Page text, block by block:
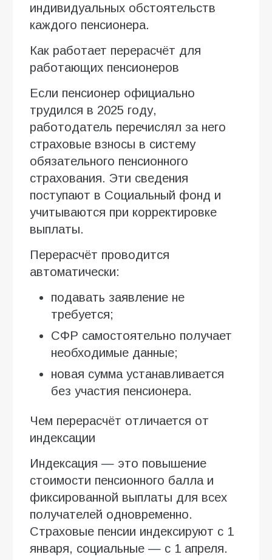
индивидуальных обстоятельств
каждого пенсионера.
Как работает перерасчёт для
работающих пенсионеров
Если пенсионер официально
трудился в 2025 году,
работодатель перечислял за него
страховые взносы в систему
обязательного пенсионного
страхования. Эти сведения
поступают в Социальный фонд и
учитываются при корректировке
выплаты.
Перерасчёт проводится
автоматически:
подавать заявление не
требуется;
СФР самостоятельно получает
необходимые данные;
новая сумма устанавливается
без участия пенсионера.
Чем перерасчёт отличается от
индексации
Индексация — это повышение
стоимости пенсионного балла и
фиксированной выплаты для всех
получателей одновременно.
Страховые пенсии индексируют с 1
января, социальные — с 1 апреля.